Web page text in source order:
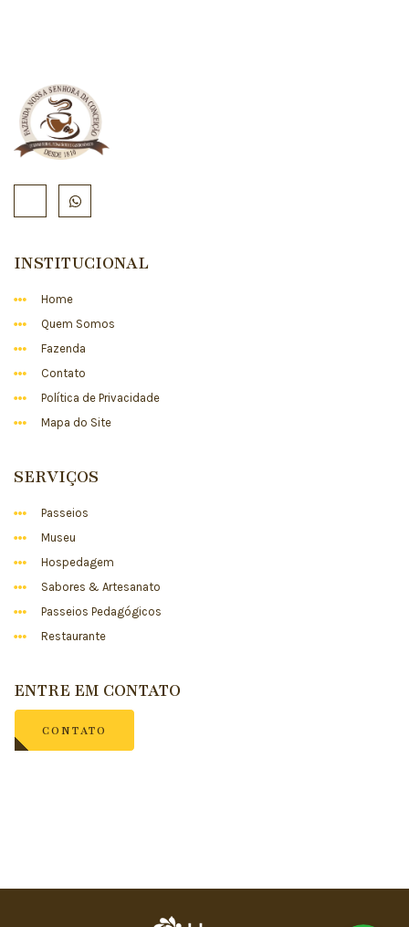
INSTITUCIONAL
Home
Quem Somos
Fazenda
Contato
Política de Privacidade
Mapa do Site
SERVIÇOS
Passeios
Museu
Hospedagem
Sabores & Artesanato
Passeios Pedagógicos
Restaurante
ENTRE EM CONTATO
CONTATO